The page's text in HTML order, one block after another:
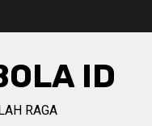
ID
RAGA